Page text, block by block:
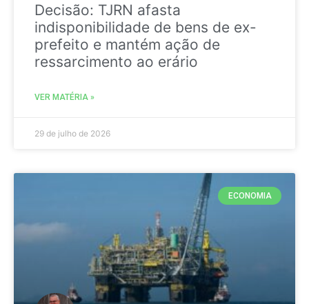
Decisão: TJRN afasta
indisponibilidade de bens de ex-
prefeito e mantém ação de
ressarcimento ao erário
VER MATÉRIA »
29 de julho de 2026
ECONOMIA